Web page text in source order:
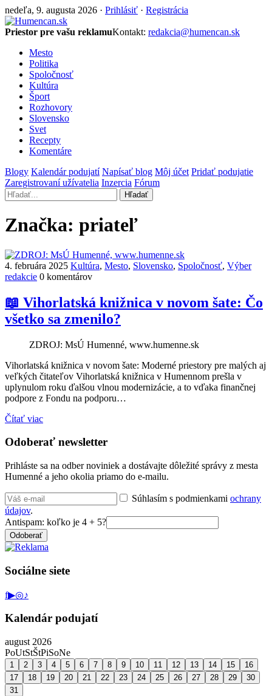
nedeľa, 9. augusta 2026 · Prihlásiť · Registrácia
Priestor pre vašu reklamuKontakt: redakcia@humencan.sk
Mesto
Politika
Spoločnosť
Kultúra
Šport
Rozhovory
Slovensko
Svet
Recepty
Komentáre
Blogy Kalendár podujatí Napísať blog Môj účet Pridať podujatie
Zaregistrovaní užívatelia Inzercia Fórum
Hľadať
Značka: priateľ
4. februára 2025 Kultúra, Mesto, Slovensko, Spoločnosť, Výber
redakcie 0 komentárov
📖 Vihorlatská knižnica v novom šate: Čo
všetko sa zmenilo?
ZDROJ: MsÚ Humenné, www.humenne.sk
Vihorlatská knižnica v novom šate: Moderné priestory pre malých aj
veľkých čitateľov Vihorlatská knižnica v Humennom prešla v
uplynulom roku ďalšou vlnou modernizácie, a to vďaka finančnej
podpore z Fondu na podporu…
Čítať viac
Odoberať newsletter
Prihláste sa na odber noviniek a dostávajte dôležité správy z mesta
Humenné a jeho okolia priamo do e-mailu.
Súhlasím s podmienkami ochrany
údajov.
Antispam: koľko je 4 + 5?
Odoberať
Sociálne siete
f▶◎♪
Kalendár podujatí
august 2026
PoUtStŠtPiSoNe
1 2 3 4 5 6 7 8 9 10 11 12 13 14 15
16
17
18 19 20 21 22 23 24 25 26 27 28 29
30
31